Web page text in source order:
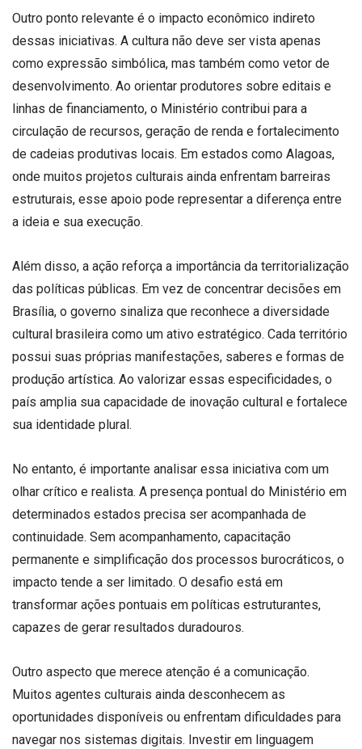
Outro ponto relevante é o impacto econômico indireto
dessas iniciativas. A cultura não deve ser vista apenas
como expressão simbólica, mas também como vetor de
desenvolvimento. Ao orientar produtores sobre editais e
linhas de financiamento, o Ministério contribui para a
circulação de recursos, geração de renda e fortalecimento
de cadeias produtivas locais. Em estados como Alagoas,
onde muitos projetos culturais ainda enfrentam barreiras
estruturais, esse apoio pode representar a diferença entre
a ideia e sua execução.
Além disso, a ação reforça a importância da territorialização
das políticas públicas. Em vez de concentrar decisões em
Brasília, o governo sinaliza que reconhece a diversidade
cultural brasileira como um ativo estratégico. Cada território
possui suas próprias manifestações, saberes e formas de
produção artística. Ao valorizar essas especificidades, o
país amplia sua capacidade de inovação cultural e fortalece
sua identidade plural.
No entanto, é importante analisar essa iniciativa com um
olhar crítico e realista. A presença pontual do Ministério em
determinados estados precisa ser acompanhada de
continuidade. Sem acompanhamento, capacitação
permanente e simplificação dos processos burocráticos, o
impacto tende a ser limitado. O desafio está em
transformar ações pontuais em políticas estruturantes,
capazes de gerar resultados duradouros.
Outro aspecto que merece atenção é a comunicação.
Muitos agentes culturais ainda desconhecem as
oportunidades disponíveis ou enfrentam dificuldades para
navegar nos sistemas digitais. Investir em linguagem